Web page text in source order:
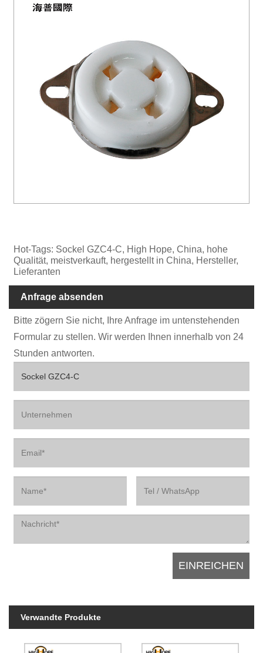
Hot-Tags: Sockel GZC4-C, High Hope, China, hohe
Qualität, meistverkauft, hergestellt in China, Hersteller,
Lieferanten
Anfrage absenden
Bitte zögern Sie nicht, Ihre Anfrage im untenstehenden
Formular zu stellen. Wir werden Ihnen innerhalb von 24
Stunden antworten.
Verwandte Produkte